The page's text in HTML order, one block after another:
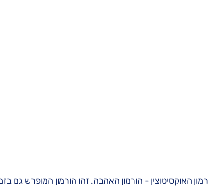
האוקסיטוצין - הורמון האהבה. זהו הורמון המופרש גם